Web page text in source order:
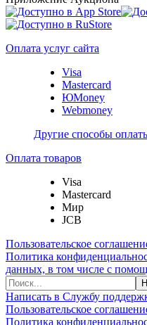
Оплата услуг сайта
Visa
Mastercard
ЮMoney
Webmoney
Другие способы
Оплата товаров
Visa
Mastercard
Мир
JCB
Пользовательское
Политика
данных, в том числе с
Написать в Службу
Пользовательское
Политика